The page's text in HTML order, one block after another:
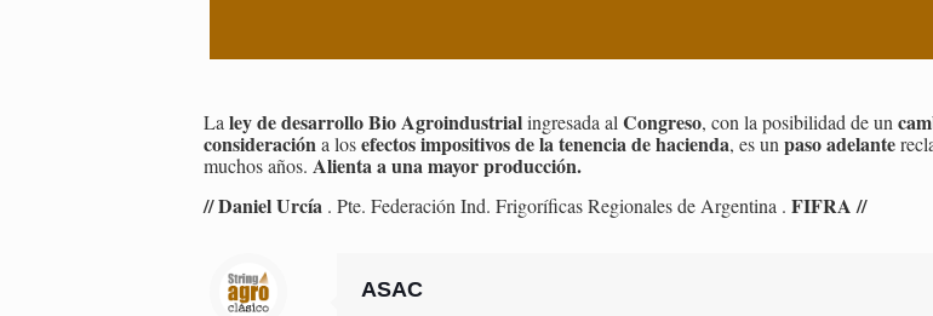
Laley de desarrollo Bio Agroindustrialingresada alCongreso, con la posibilidad de un
consideración a losefectos impositivos de la tenencia de hacienda, es unpaso adelante
muchos años. Alienta a una mayor producción.
// Daniel Urcía . Pte. Federación Ind. Frigoríficas Regionales de Argentina .FIFRA //
ASAC